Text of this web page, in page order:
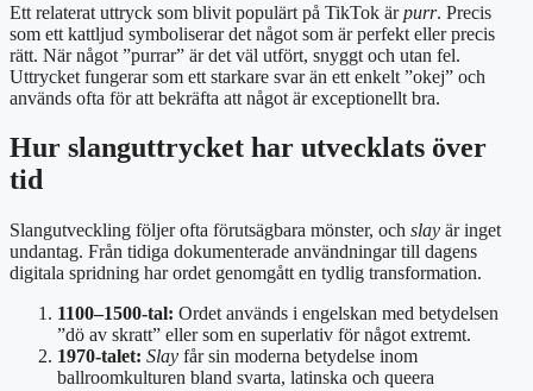
Ett relaterat uttryck som blivit populärt på TikTok ärpurr. Precis
som ett kattljud symboliserar det något som är perfekt eller precis
rätt. När något ”purrar” är det väl utfört, snyggt och utan fel.
Uttrycket fungerar som ett starkare svar än ett enkelt ”okej” och
används ofta för att bekräfta att något är exceptionellt bra.
Hur slanguttrycket har utvecklats över
tid
Slangutveckling följer ofta förutsägbara mönster, och slay är inget
undantag. Från tidiga dokumenterade användningar till dagens
digitala spridning har ordet genomgått en tydlig transformation.
1100–1500-tal: Ordet används i engelskan med betydelsen
”dö av skratt” eller som en superlativ för något extremt.
1970-talet: Slay får sin moderna betydelse inom
ballroomkulturen bland svarta, latinska och queera